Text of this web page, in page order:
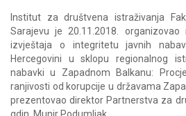
Institut za društvena istraživanja
Sarajevu je 20.11.2018. organizovao
izvještaja o integritetu javnih
Hercegovini u sklopu regionalnog
nabavki u Zapadnom Balkanu:
ranjivosti od korupcije u državama
prezentovao direktor Partnerstva za